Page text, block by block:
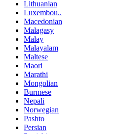
Lithuanian
Luxembou..
Macedonian
Malagasy
Malay
Malayalam
Maltese
Maori
Marathi
Mongolian
Burmese
Nepali
Norwegian
Pashto
Persian